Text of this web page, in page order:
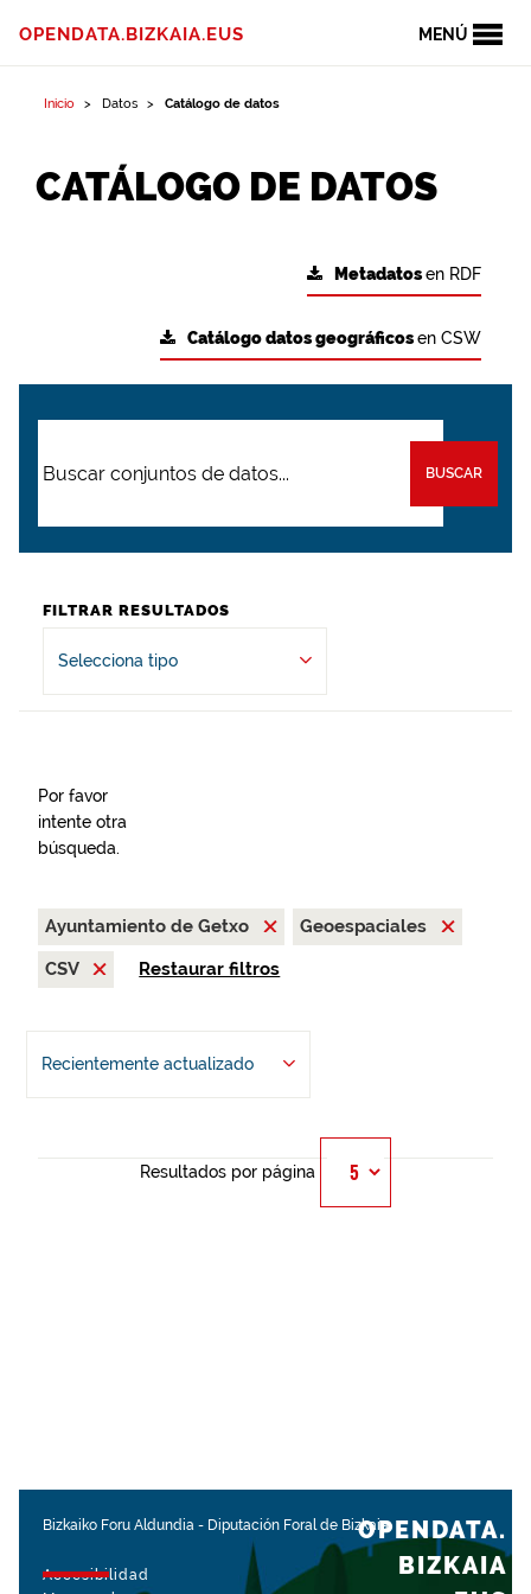
MENÚ
OPENDATA.BIZKAIA.EUS
Inicio Datos Catálogo de datos
CATÁLOGO DE DATOS
Metadatosen RDF
Catálogo datos geográficosen CSW
BUSCAR
FILTRAR RESULTADOS
Selecciona tipo
Por favor
intente otra
búsqueda.
Ayuntamiento de Getxo
Geoespaciales
CSV
Restaurar filtros
Recientemente actualizado
Resultados por página
Bizkaiko Foru Aldundia - Diputación Foral de Bizkaia
Accesibilidad
OPENDATA.
BIZKAIA